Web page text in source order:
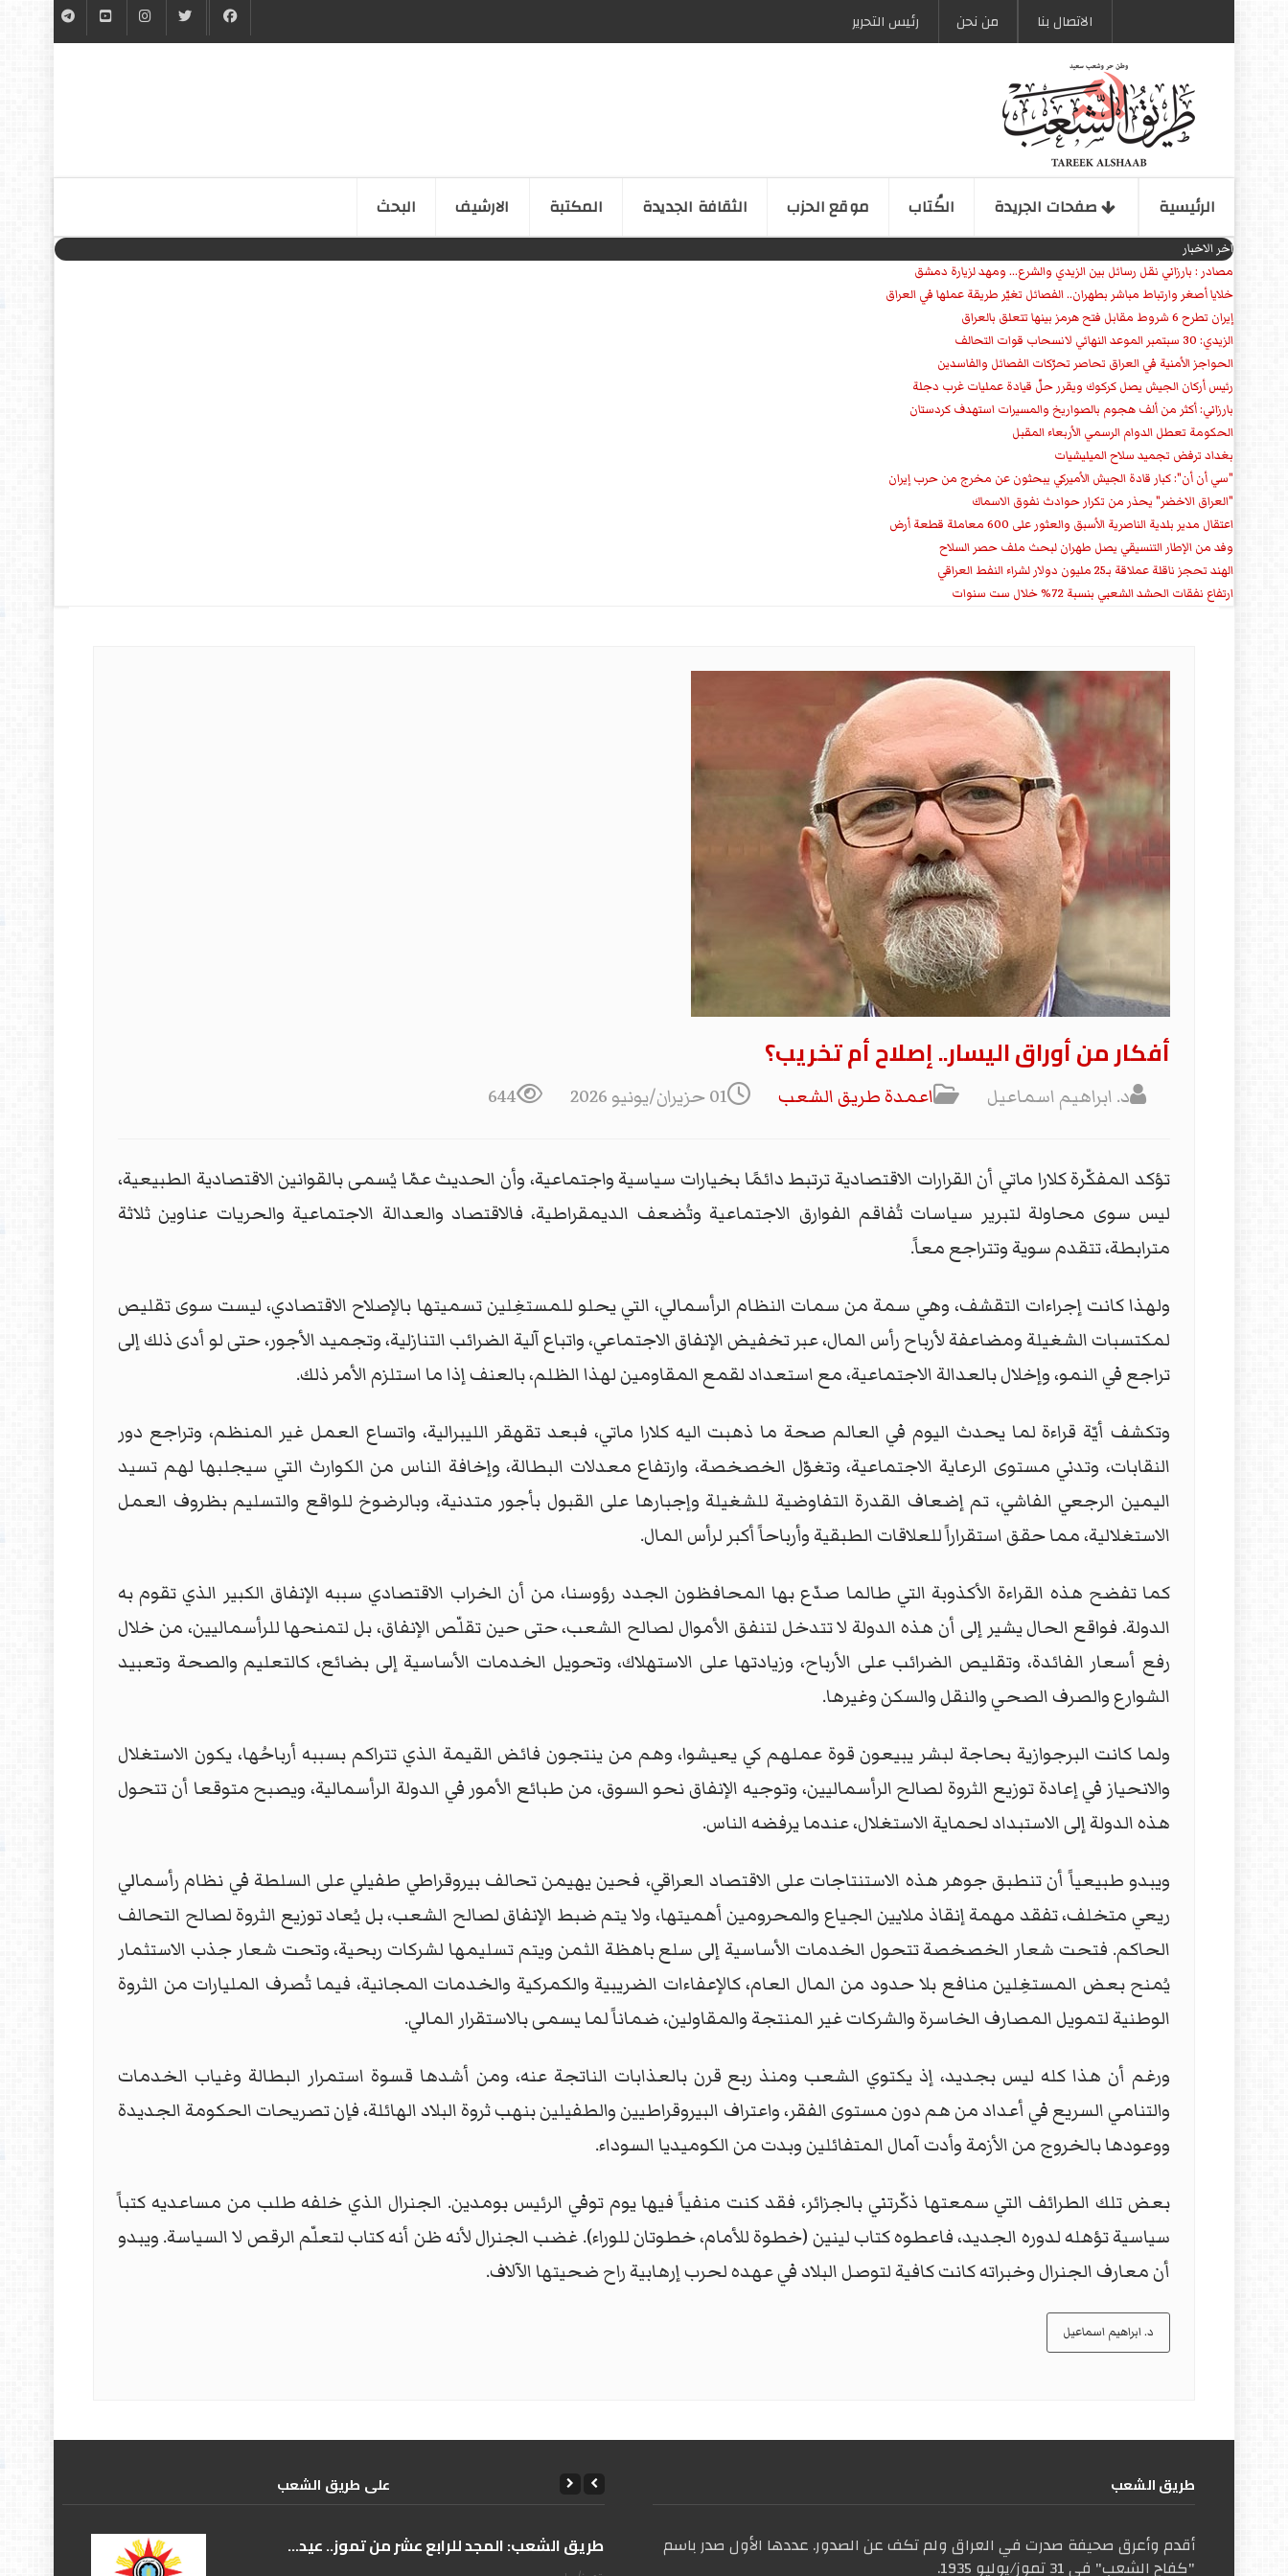
الاتصال بنا من نحن رئیس التحریر
الرئیسیة صفحات الجریدة الكُتاب موقع الحزب الثقافة الجدیدة المكتبة الارشیف البحث
اخر الاخبار
مصادر : بارزاني نقل رسائل بين الزيدي والشرع... ومهد لزيارة دمشق
خلايا أصغر وارتباط مباشر بطهران.. الفصائل تغيّر طريقة عملها في العراق
إيران تطرح 6 شروط مقابل فتح هرمز بينها تتعلق بالعراق
الزيدي: 30 سبتمبر الموعد النهائي لانسحاب قوات التحالف
الحواجز الأمنية في العراق تحاصر تحرّكات الفصائل والفاسدين
رئيس أركان الجيش يصل كركوك ويقرر حلّ قيادة عمليات غرب دجلة
بارزاني: أكثر من ألف هجوم بالصواريخ والمسيرات استهدف كردستان
الحكومة تعطل الدوام الرسمي الأربعاء المقبل
بغداد ترفض تجميد سلاح الميليشيات
"سي أن أن": كبار قادة الجيش الأميركي يبحثون عن مخرج من حرب إيران
"العراق الاخضر" يحذر من تكرار حوادث نفوق الاسماك
اعتقال مدير بلدية الناصرية الأسبق والعثور على 600 معاملة قطعة أرض
وفد من الإطار التنسيقي يصل طهران لبحث ملف حصر السلاح
الهند تحجز ناقلة عملاقة بـ25 مليون دولار لشراء النفط العراقي
ارتفاع نفقات الحشد الشعبي بنسبة 72% خلال ست سنوات
أفكار من أوراق اليسار.. إصلاح أم تخريب؟
د. ابراهيم اسماعيل اعمدة طريق الشعب 01 حزيران/يونيو 2026 644
تؤكد المفكّرة كلارا ماتي أن القرارات الاقتصادية ترتبط دائمًا بخيارات سياسية واجتماعية، وأن الحديث عمّا يُسمى بالقوانين الاقتصادية الطبيعية،
ليس سوى محاولة لتبرير سياسات تُفاقم الفوارق الاجتماعية وتُضعف الديمقراطية، فالاقتصاد والعدالة الاجتماعية والحريات عناوين ثلاثة
مترابطة، تتقدم سوية وتتراجع معاً.
ولهذا كانت إجراءات التقشف، وهي سمة من سمات النظام الرأسمالي، التي يحلو للمستغِلين تسميتها بالإصلاح الاقتصادي، ليست سوى تقليص
لمكتسبات الشغيلة ومضاعفة لأرباح رأس المال، عبر تخفيض الإنفاق الاجتماعي، واتباع آلية الضرائب التنازلية، وتجميد الأجور، حتى لو أدى ذلك إلى
تراجع في النمو، وإخلال بالعدالة الاجتماعية، مع استعداد لقمع المقاومين لهذا الظلم، بالعنف إذا ما استلزم الأمر ذلك.
وتكشف أيّة قراءة لما يحدث اليوم في العالم صحة ما ذهبت اليه كلارا ماتي، فبعد تقهقر الليبرالية، واتساع العمل غير المنظم، وتراجع دور
النقابات، وتدني مستوى الرعاية الاجتماعية، وتغوّل الخصخصة، وارتفاع معدلات البطالة، وإخافة الناس من الكوارث التي سيجلبها لهم تسيد
اليمين الرجعي الفاشي، تم إضعاف القدرة التفاوضية للشغيلة وإجبارها على القبول بأجور متدنية، وبالرضوخ للواقع والتسليم بظروف العمل
الاستغلالية، مما حقق استقراراً للعلاقات الطبقية وأرباحاً أكبر لرأس المال.
كما تفضح هذه القراءة الأكذوبة التي طالما صدّع بها المحافظون الجدد رؤوسنا، من أن الخراب الاقتصادي سببه الإنفاق الكبير الذي تقوم به
الدولة. فواقع الحال يشير إلى أن هذه الدولة لا تتدخل لتنفق الأموال لصالح الشعب، حتى حين تقلّص الإنفاق، بل لتمنحها للرأسماليين، من خلال
رفع أسعار الفائدة، وتقليص الضرائب على الأرباح، وزيادتها على الاستهلاك، وتحويل الخدمات الأساسية إلى بضائع، كالتعليم والصحة وتعبيد
الشوارع والصرف الصحي والنقل والسكن وغيرها.
ولما كانت البرجوازية بحاجة لبشر يبيعون قوة عملهم كي يعيشوا، وهم من ينتجون فائض القيمة الذي تتراكم بسببه أرباحُها، يكون الاستغلال
والانحياز في إعادة توزيع الثروة لصالح الرأسماليين، وتوجيه الإنفاق نحو السوق، من طبائع الأمور في الدولة الرأسمالية، ويصبح متوقعا أن تتحول
هذه الدولة إلى الاستبداد لحماية الاستغلال، عندما يرفضه الناس.
ويبدو طبيعياً أن تنطبق جوهر هذه الاستنتاجات على الاقتصاد العراقي، فحين يهيمن تحالف بيروقراطي طفيلي على السلطة في نظام رأسمالي
ريعي متخلف، تفقد مهمة إنقاذ ملايين الجياع والمحرومين أهميتها، ولا يتم ضبط الإنفاق لصالح الشعب، بل يُعاد توزيع الثروة لصالح التحالف
الحاكم. فتحت شعار الخصخصة تتحول الخدمات الأساسية إلى سلع باهظة الثمن ويتم تسليمها لشركات ربحية، وتحت شعار جذب الاستثمار
يُمنح بعض المستغِلين منافع بلا حدود من المال العام، كالإعفاءات الضريبية والكمركية والخدمات المجانية، فيما تُصرف المليارات من الثروة
الوطنية لتمويل المصارف الخاسرة والشركات غير المنتجة والمقاولين، ضماناً لما يسمى بالاستقرار المالي.
ورغم أن هذا كله ليس بجديد، إذ يكتوي الشعب ومنذ ربع قرن بالعذابات الناتجة عنه، ومن أشدها قسوة استمرار البطالة وغياب الخدمات
والتنامي السريع في أعداد من هم دون مستوى الفقر، واعتراف البيروقراطيين والطفيلين بنهب ثروة البلاد الهائلة، فإن تصريحات الحكومة الجديدة
ووعودها بالخروج من الأزمة وأدت آمال المتفائلين وبدت من الكوميديا السوداء.
بعض تلك الطرائف التي سمعتها ذكّرتني بالجزائر، فقد كنت منفياً فيها يوم توفي الرئيس بومدين. الجنرال الذي خلفه طلب من مساعديه كتباً
سياسية تؤهله لدوره الجديد، فاعطوه كتاب لينين (خطوة للأمام، خطوتان للوراء). غضب الجنرال لأنه ظن أنه كتاب لتعلّم الرقص لا السياسة. ويبدو
أن معارف الجنرال وخبراته كانت كافية لتوصل البلاد في عهده لحرب إرهابية راح ضحيتها الآلاف.
د. ابراهيم اسماعيل
طریق الشعب
أقدم وأعرق صحيفة صدرت في العراق ولم تكف عن الصدور. عددها الأول صدر باسم
"كفاح الشعب" في 31 تموز/يوليو 1935.
علی طریق الشعب
على طريق الشعب: المجد للرابع عشر من تموز.. عيد...